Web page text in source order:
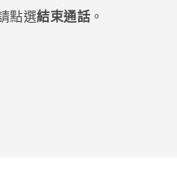
點選結束通話 。